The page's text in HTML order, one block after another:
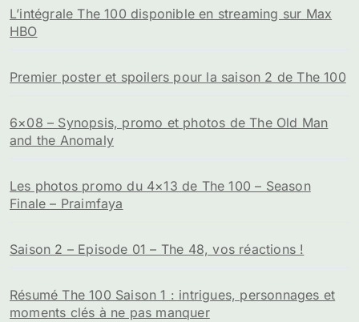
L’intégrale The 100 disponible en streaming sur Max
HBO
Premier poster et spoilers pour la saison 2 de The 100
6×08 – Synopsis, promo et photos de The Old Man
and the Anomaly
Les photos promo du 4×13 de The 100 – Season
Finale – Praimfaya
Saison 2 – Episode 01 – The 48, vos réactions !
Résumé The 100 Saison 1 : intrigues, personnages et
moments clés à ne pas manquer